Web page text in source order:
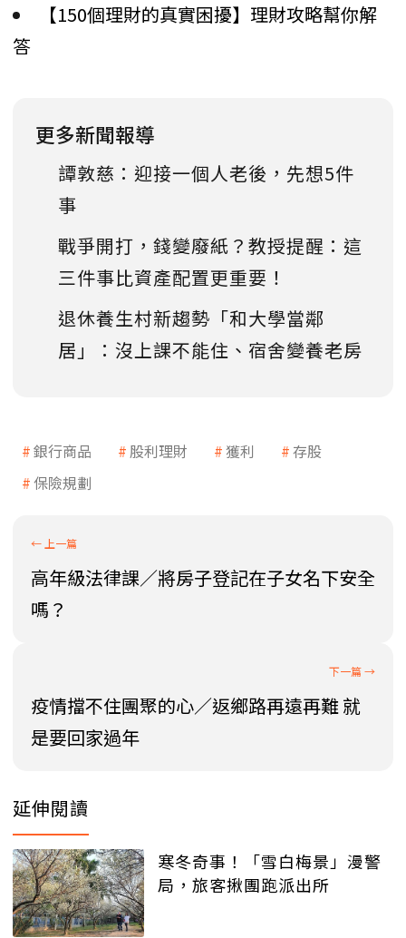
【150個理財的真實困擾】理財攻略幫你解
答
更多新聞報導
譚敦慈：迎接一個人老後，先想5件
事
戰爭開打，錢變廢紙？教授提醒：這
三件事比資產配置更重要！
退休養生村新趨勢「和大學當鄰
居」：沒上課不能住、宿舍變養老房
銀行商品 股利理財 獲利
存股
保險規劃
高年級法律課／將房子登記在子女名下安全
嗎？
疫情擋不住團聚的心／返鄉路再遠再難 就
是要回家過年
延伸閱讀
寒冬奇事！「雪白梅景」漫警
局，旅客揪團跑派出所